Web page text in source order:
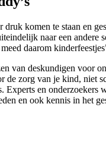
druk komen te staan en
naar een andere
daarom
van deskundigen voor
de zorg van je kind, niet
Experts en onderzoekers
en ook kennis in het